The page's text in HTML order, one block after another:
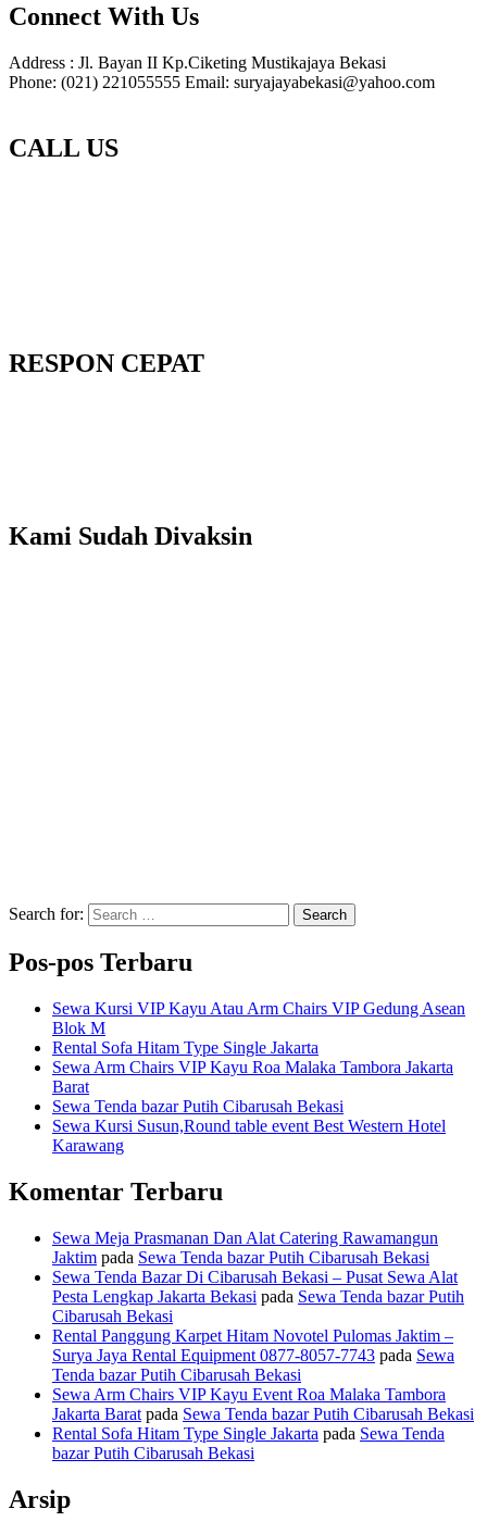
Connect With Us
Address : Jl. Bayan II Kp.Ciketing Mustikajaya Bekasi
Phone: (021) 221055555 Email: suryajayabekasi@yahoo.com
CALL US
RESPON CEPAT
Kami Sudah Divaksin
Search for: Search
Pos-pos Terbaru
Sewa Kursi VIP Kayu Atau Arm Chairs VIP Gedung Asean
Blok M
Rental Sofa Hitam Type Single Jakarta
Sewa Arm Chairs VIP Kayu Roa Malaka Tambora Jakarta
Barat
Sewa Tenda bazar Putih Cibarusah Bekasi
Sewa Kursi Susun,Round table event Best Western Hotel
Karawang
Komentar Terbaru
Sewa Meja Prasmanan Dan Alat Catering Rawamangun
Jaktim pada Sewa Tenda bazar Putih Cibarusah Bekasi
Sewa Tenda Bazar Di Cibarusah Bekasi – Pusat Sewa Alat
Pesta Lengkap Jakarta Bekasi pada Sewa Tenda bazar Putih
Cibarusah Bekasi
Rental Panggung Karpet Hitam Novotel Pulomas Jaktim –
Surya Jaya Rental Equipment 0877-8057-7743 pada Sewa
Tenda bazar Putih Cibarusah Bekasi
Sewa Arm Chairs VIP Kayu Event Roa Malaka Tambora
Jakarta Barat pada Sewa Tenda bazar Putih Cibarusah Bekasi
Rental Sofa Hitam Type Single Jakarta pada Sewa Tenda
bazar Putih Cibarusah Bekasi
Arsip